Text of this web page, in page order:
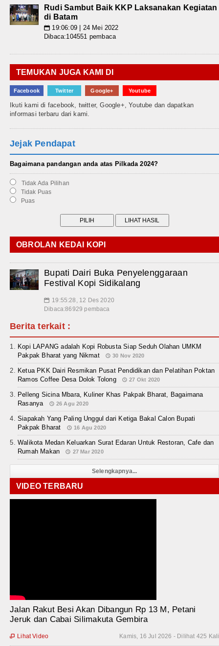
Rudi Sambut Baik KKP Laksanakan Kegiatan
di Batam
📅 19:06:09 | 24 Mei 2022
Dibaca:104551 pembaca
TEMUKAN JUGA KAMI DI
Facebook Twitter Google+ Youtube
Ikuti kami di facebook, twitter, Google+, Youtube dan dapatkan
informasi terbaru dari kami.
Jejak Pendapat
Bagaimana pandangan anda atas Pilkada 2024?
Tidak Ada Pilihan
Tidak Puas
Puas
OBROLAN KEDAI KOPI
Bupati Dairi Buka Penyelenggaraan
Festival Kopi Sidikalang
📅 19:55:28, 12 Des 2020
Dibaca:86929 pembaca
Berita terkait :
Kopi LAPANG adalah Kopi Robusta Siap Seduh Olahan UMKM
Pakpak Bharat yang Nikmat
30 Nov 2020
Ketua PKK Dairi Resmikan Pusat Pendidikan dan Pelatihan Poktan
Ramos Coffee Desa Dolok Tolong
27 Okt 2020
Pelleng Sicina Mbara, Kuliner Khas Pakpak Bharat, Bagaimana
Rasanya
26 Agu 2020
Siapakah Yang Paling Unggul dari Ketiga Bakal Calon Bupati
Pakpak Bharat
16 Agu 2020
Walikota Medan Keluarkan Surat Edaran Untuk Restoran, Cafe dan
Rumah Makan
27 Mar 2020
Selengkapnya...
VIDEO TERBARU
Jalan Rakut Besi Akan Dibangun Rp 13 M, Petani
Jeruk dan Cabai Silimakuta Gembira
Kamis, 16 Jul 2026 - Dilihat 425 Kali
 Lihat Video